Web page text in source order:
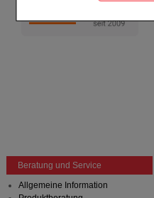
Einkaufserlebnis noch
beispielsweise für die
Besuchers oder unsere
Verhaltensweisen (z.B.
anzupassen. Komfort-
auch auf Ihre
anzuzeigen und unser
Informationen über die
unserer Website
Website weiter für Sie
auf unserer Website
Beratung und Service
Allgemeine Information